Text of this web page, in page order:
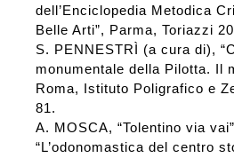
dell’Enciclopedia Metodica
Belle Arti”, Parma, Toriazzi
S. PENNESTRÌ (a cura di),
monumentale della Pilotta. Il
Roma, Istituto Poligrafico e
81.
A. MOSCA, “Tolentino via
“L’odonomastica del centro